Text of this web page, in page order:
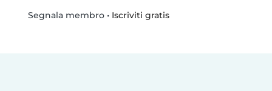
Segnala membro• Iscriviti gratis